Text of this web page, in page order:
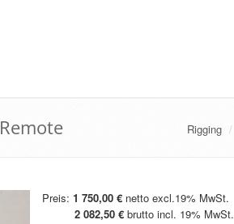
Rigging
Preis:1 750,00 € netto excl.19% MwSt.
2 082,50 € brutto incl. 19% MwSt.